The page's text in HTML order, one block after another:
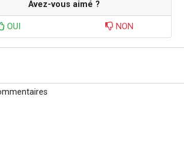
Avez-vous aimé ?
OUI NON